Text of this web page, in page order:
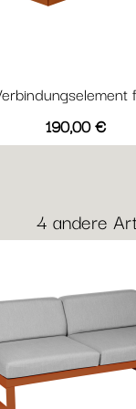
Preis
190,00 €
Vorschau
AbyssblauAcapulcoblau
Anthrazit
Chili
4 andere